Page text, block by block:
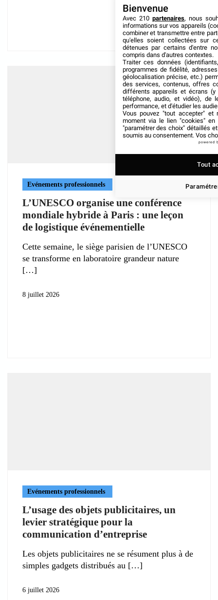
Evénements professionnels
L’UNESCO organise une conférence
mondiale hybride à Paris : une leçon
de logistique événementielle
Cette semaine, le siège parisien de l’UNESCO
se transforme en laboratoire grandeur nature
8 juillet 2026
Evénements professionnels
L’usage des objets publicitaires, un
levier stratégique pour la
communication d’entreprise
Les objets publicitaires ne se résument plus à de
simples gadgets distribués au
6 juillet 2026
Bienvenue
Avec 210 partenaires, nous
informations sur vos appareils
combiner et transmettre entre
qu'elles soient collectées sur
détenues par certains d'entre
compris dans d'autres contextes.
Traiter ces données
programmes de fidélité,
géolocalisation précise, etc.)
des services, contenus, offres
différents appareils et écrans (y
téléphone, audio, et vidéo), de
performance, et d'étudier les
Vous pouvez "tout accepter" et
moment via le lien "cookies" en
"paramétrer des choix" détaillés
soumis au consentement. Vos
powered
Tout